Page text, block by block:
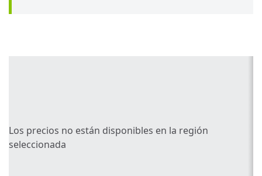
Los precios no están disponibles en la región
seleccionada